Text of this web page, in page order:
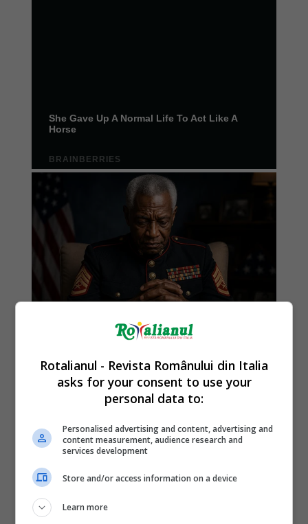
Rotalianul - Revista Românului din Italia
asks for your consent to use your
personal data to:
Personalised advertising and content, advertising and
content measurement, audience research and
services development
Store and/or access information on a device
Learn more